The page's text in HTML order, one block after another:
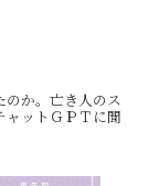
のか。亡き人のス
ャットＧＰＴに聞